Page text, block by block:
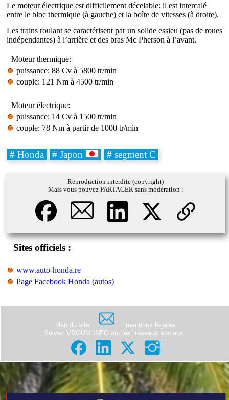
Le moteur électrique est difficilement décelable: il est intercalé
entre le bloc thermique (à gauche) et la boîte de vitesses (à droite).
Les trains roulant se caractérisent par un solide essieu (pas de roues
indépendantes) à l’arrière et des bras Mc Pherson à l’avant.
Moteur thermique:
puissance: 88 Cv à 5800 tr/min
couple: 121 Nm à 4500 tr/min
Moteur électrique:
puissance: 14 Cv à 1500 tr/min
couple: 78 Nm à partir de 1000 tr/min
# Honda # Japon # segment C
Reproduction interdite (copyright)
Mais vous pouvez PARTAGER sans modération :
Sites officiels :
www.auto-honda.re
Page Facebook Honda (autos)
plan du site
mentions légales
Suivez VROUM.INFO sur les
réseaux sociaux :